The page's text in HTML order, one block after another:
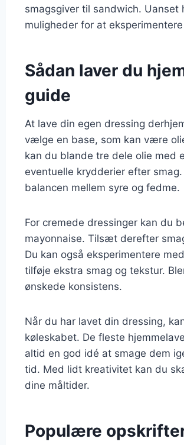
smagsgiver til sandwich.
muligheder for at
Sådan laver du
guide
At lave din egen dressing
vælge en base, som kan være
kan du blande tre dele olie med
eventuelle krydderier efter
balancen mellem syre og fedme.
For cremede dressinger kan du
mayonnaise. Tilsæt derefter
Du kan også eksperimentere
tilføje ekstra smag og tekstur.
ønskede konsistens.
Når du har lavet din dressing,
køleskabet. De fleste
altid en god idé at smage dem
tid. Med lidt kreativitet kan du
dine måltider.
Populære